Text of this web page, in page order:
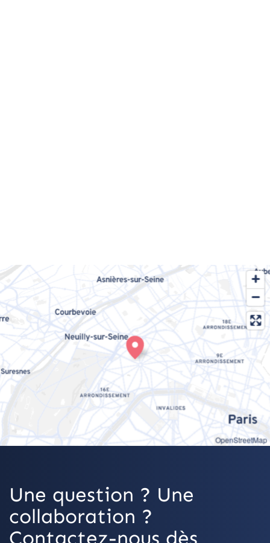
OpenStreetMap
Une question ? Une
collaboration ?
Contactez-nous dès